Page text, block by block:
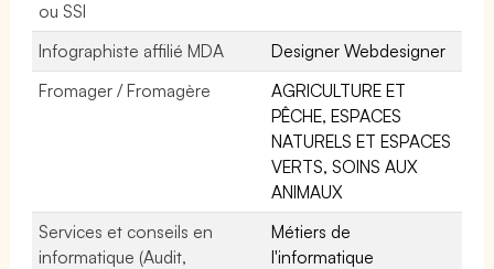
ou SSI
Infographiste affilié MDA
Designer Webdesigner
Fromager / Fromagère
AGRICULTURE ET
PÊCHE, ESPACES
NATURELS ET ESPACES
VERTS, SOINS AUX
ANIMAUX
Services et conseils en
informatique (Audit,
Métiers de
l'informatique